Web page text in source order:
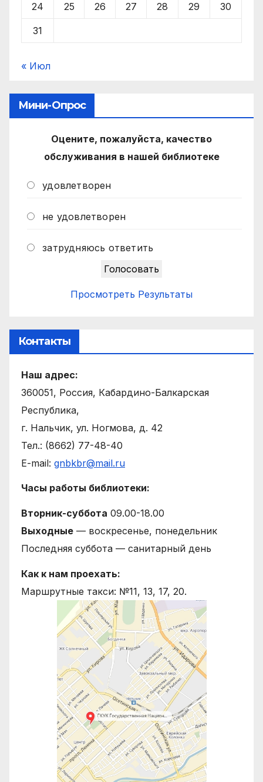
24 25 26 27 28 29 30
31
« Июл
Мини-Опрос
Оцените, пожалуйста, качество
обслуживания в нашей библиотеке
удовлетворен
не удовлетворен
затрудняюсь ответить
Просмотреть Результаты
Контакты
Наш адрес:
360051, Россия, Кабардино-Балкарская
Республика,
г. Нальчик, ул. Ногмова, д. 42
Тел.: (8662) 77-48-40
E-mail: gnbkbr@mail.ru
Часы работы библиотеки:
Вторник-суббота 09.00-18.00
Выходные — воскресенье, понедельник
Последняя суббота — санитарный день
Как к нам проехать:
Маршрутные такси: №11, 13, 17, 20.